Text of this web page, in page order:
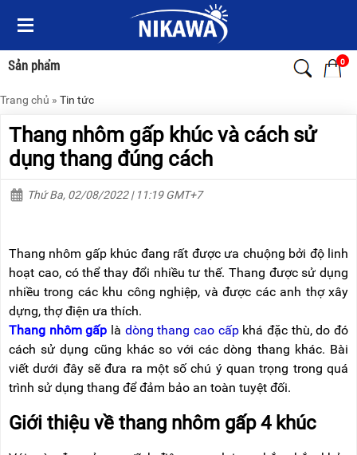
Sản phẩm 0
Menu
Sản
phẩm
TRANG
THANG
NHÔM
XE
BỘ
DÂY
THOÁT
HIỂM
TỰ
ĐỘNG
XE
NÂNG
VIDEO
Menu
Sản
phẩm
TRANG
THANG
NHÔM
THANG
THANG
NHÔM
ĐÌNH
THANG
GẤP
(THANG
LỒNG)
THANG
Trang chủ » Tin tức
Thang nhôm gấp khúc và cách sử
dụng thang đúng cách
Thứ Ba, 02/08/2022 | 11:19 GMT+7
Thang nhôm gấp khúc đang rất được ưa chuộng bởi độ linh
hoạt cao, có thể thay đổi nhiều tư thế. Thang được sử dụng
nhiều trong các khu công nghiệp, và được các anh thợ xây
dựng, thợ điện ưa thích.
Thang nhôm gấp là dòng thang cao cấpkhá đặc thù, do đó
cách sử dụng cũng khác so với các dòng thang khác. Bài
viết dưới đây sẽ đưa ra một số chú ý quan trọng trong quá
trình sử dụng thang để đảm bảo an toàn tuyệt đối.
Giới thiệu về thang nhôm gấp 4 khúc